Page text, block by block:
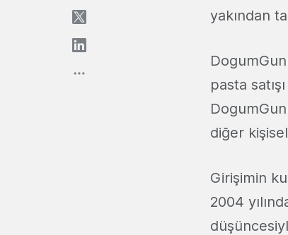
yakından
pasta
diğer
Girişimin
2004